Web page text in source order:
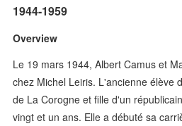
1944-1959
Overview
Le 19 mars 1944, Albert Camus et
chez Michel Leiris. L'ancienne élève
de La Corogne et fille d'un
vingt et un ans. Elle a débuté sa